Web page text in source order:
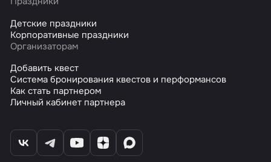
Детские праздники
Корпоративные праздники
Организаторам
Добавить квест
Система бронирования квестов и перформансов
Как стать партнером
Личный кабинет партнера